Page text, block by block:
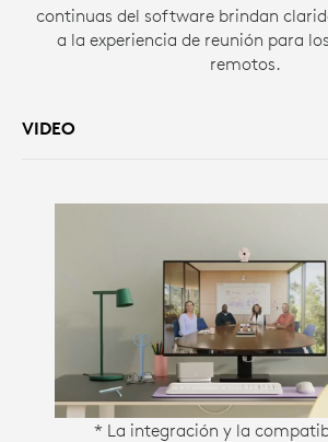
continuas del software brindan
a la experiencia de reunión para
remotos.
VIDEO
* La integración y la